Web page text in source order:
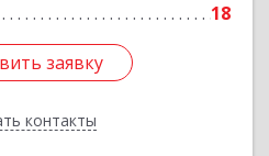
18
заявку
контакты
заявку
Назад